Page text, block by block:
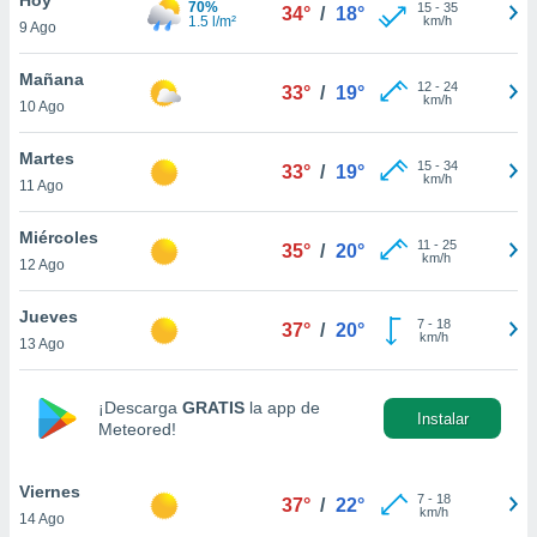
en
más
nuestra
de
aceptar
de
9 Ago
70%
1.5 l/m²
34° / 18° 15- 35
km/h
Mañana
10 Ago
33° / 19° 12- 24
km/h
Martes
11 Ago
33° / 19° 15- 34
km/h
Miércoles
12 Ago
35° / 20° 11 - 25
km/h
Jueves
13 Ago
37° / 20° 7- 18
km/h
¡Descarga GRATIS la app de
Meteored!
Instalar
Viernes
14 Ago
37° / 22° 7- 18
km/h